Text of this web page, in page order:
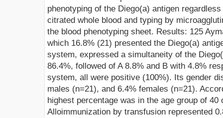
phenotyping of the Diego(a) antigen
citrated whole blood and typing by
the blood phenotyping sheet. Results: 125
which 16.8% (21) presented the Diego(a)
system, expressed a simultaneity of the
86.4%, followed of A 8.8% and B with 4.8%
system, all were positive (100%). Its gender
males (n=21), and 6.4% females (n=21).
highest percentage was in the age group of 40
Alloimmunization by transfusion represented